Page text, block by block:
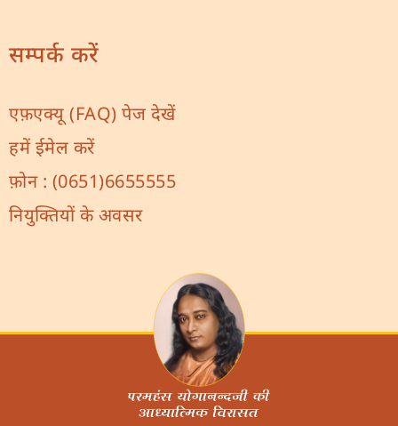
सम्पर्क करें
एफ़एक्यू (FAQ) पेज देखें
हमें ईमेल करें
फ़ोन : (0651)6655555
नियुक्तियों के अवसर